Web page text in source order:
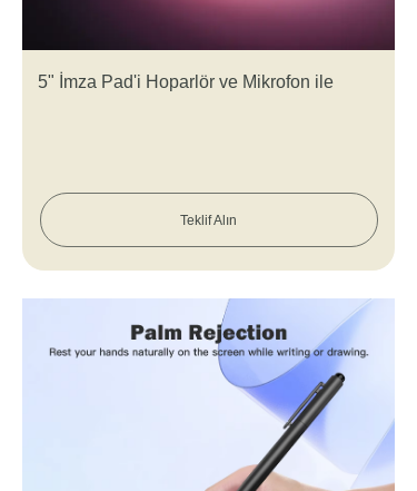
5" İmza Pad'i Hoparlör ve Mikrofon ile
Teklif Alın